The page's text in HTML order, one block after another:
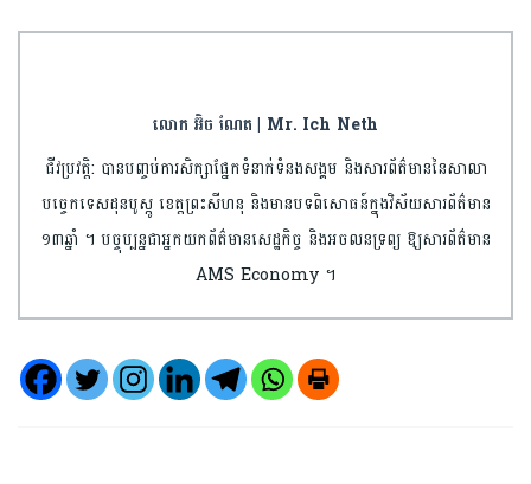
លោក អ៊ិច ណែត | Mr. Ich Neth
ជីវប្រវត្តិ: បានបញ្ចប់​ការ​សិក្សា​ផ្នែកទំនាក់ទំនង​សង្គម និងសារព័ត៌មាន​​នៃសាលា​
បច្ចេកទេស​ដុន​បូស្កូ ខេត្តព្រះ​សីហនុ និងមានបទពិសោធន៍​ក្នុងវិស័យ​សារព័ត៌មាន​
១៣ឆ្នាំ ។ បច្ចុប្បន្នជា​អ្នកយកព័ត៌មាន​សេដ្ឋកិច្ច និងអចលនទ្រព្យ​ ឱ្យសារព័ត៌មាន
AMS Economy ។​